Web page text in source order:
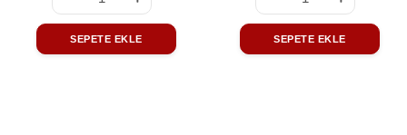
SEPETE EKLE SEPETE EKLE